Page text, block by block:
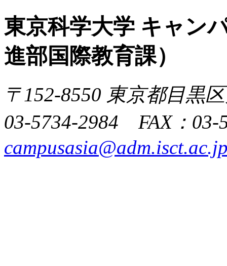
東京科学大学 キャン
進部国際教育課）
〒152-8550 東京都目黒
03-5734-2984 FAX：